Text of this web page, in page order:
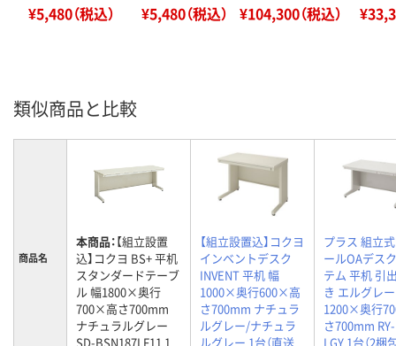
¥5,480（税込） ¥5,480（税込） ¥104,300（税込）
類似商品と比較
商品名
本商品：【組立設置
込】コクヨ BS+ 平机
スタンダードテーブ
ル 幅1800×奥行
700×高さ700mm
ナチュラルグレー
SD-BSN187LF11 1
【組立設置込】コクヨ
インベントデスク
INVENT 平机 幅
1000×奥行600×高
さ700mm ナチュラ
ルグレー/ナチュラ
ルグレー 1台（直送
プラス 組立
ールOAデス
テム 平机 引
き エルグレ
1200×奥行
さ700mm
LGY 1台（2梱